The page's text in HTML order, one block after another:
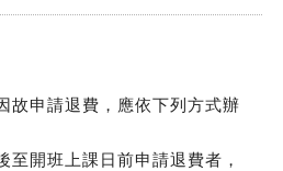
故申請退費，應依下列方式辦
至開班上課日前申請退費者，